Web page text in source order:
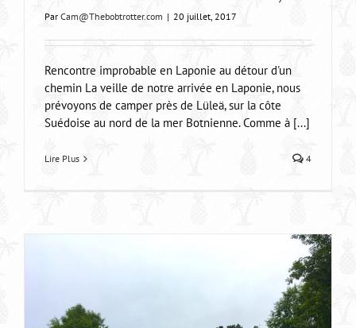
Par Cam@Thebobtrotter.com | 20 juillet, 2017
Rencontre improbable en Laponie au détour d'un
chemin La veille de notre arrivée en Laponie, nous
prévoyons de camper près de Lüleä, sur la côte
Suédoise au nord de la mer Botnienne. Comme à [...]
Lire Plus 4